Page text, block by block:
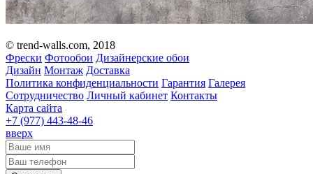
© trend-walls.com, 2018
Фрески Фотообои Дизайнерские обои
Дизайн Монтаж Доставка
Политика конфиденциальности Гарантия Галерея
Сотрудничество Личный кабинет Контакты
Карта сайта
+7 (977) 443-48-46
вверх